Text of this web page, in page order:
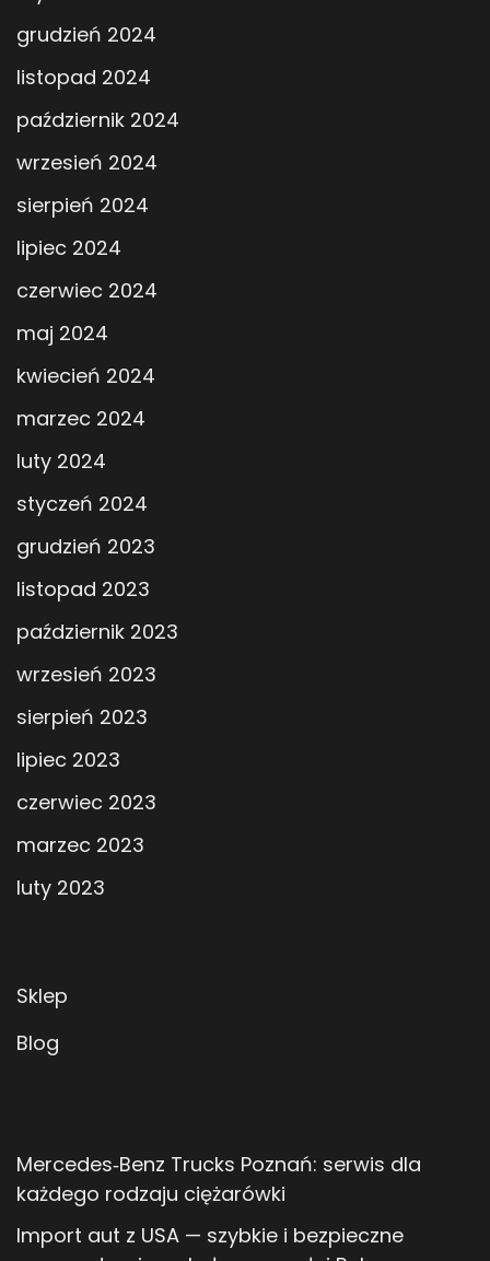
grudzień 2024
listopad 2024
październik 2024
wrzesień 2024
sierpień 2024
lipiec 2024
czerwiec 2024
maj 2024
kwiecień 2024
marzec 2024
luty 2024
styczeń 2024
grudzień 2023
listopad 2023
październik 2023
wrzesień 2023
sierpień 2023
lipiec 2023
czerwiec 2023
marzec 2023
luty 2023
Sklep
Blog
Mercedes‑Benz Trucks Poznań: serwis dla
każdego rodzaju ciężarówki
Import aut z USA — szybkie i bezpieczne